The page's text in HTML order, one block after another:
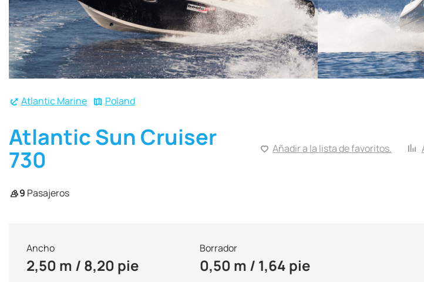
Atlantic Marine Poland
Atlantic Sun Cruiser
730 Añadir a la lista de favoritos.
9 Pasajeros
Ancho
2,50 m / 8,20 pie
Borrador
0,50 m / 1,64 pie